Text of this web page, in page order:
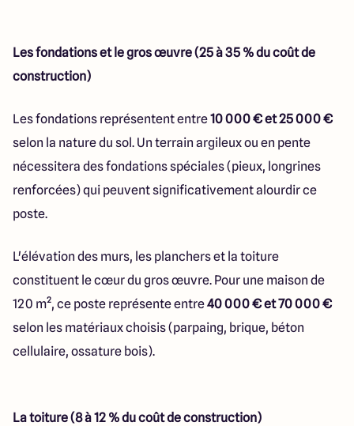
Les fondations et le gros œuvre (25 à 35 % du coût de
construction)
Les fondations représentent entre10 000 € et 25 000 €
selon la nature du sol. Un terrain argileux ou en pente
nécessitera des fondations spéciales (pieux, longrines
renforcées) qui peuvent significativement alourdir ce
poste.
L'élévation des murs, les planchers et la toiture
constituent le cœur du gros œuvre. Pour une maison de
120 m², ce poste représente entre40 000 € et 70 000 €
selon les matériaux choisis (parpaing, brique, béton
cellulaire, ossature bois).
La toiture (8 à 12 % du coût de construction)